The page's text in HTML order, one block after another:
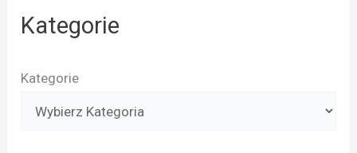
Kategorie
Kategorie